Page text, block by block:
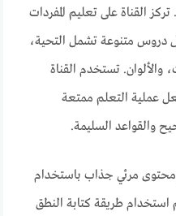
القناة على تعليم المفردات
دروس متنوعة تشمل التحية،
والألوان. تستخدم القناة
عملية التعلم ممتعة
والقواعد السليمة.
محتوى مرئي جذاب باستخدام
استخدام طريقة كتابة النطق